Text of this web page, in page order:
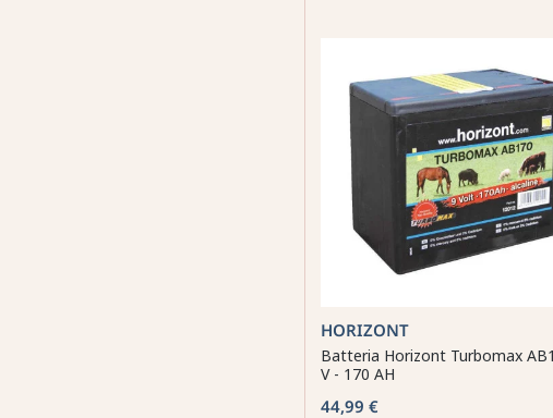
HORIZONT
Batteria Horizont Turbomax
V - 170 AH
44,99 €